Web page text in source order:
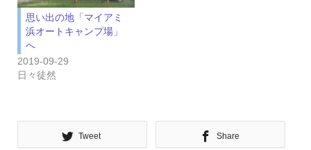
思い出の地「マイアミ
浜オートキャンプ場」
へ
2019-09-29
日々徒然
Tweet Share